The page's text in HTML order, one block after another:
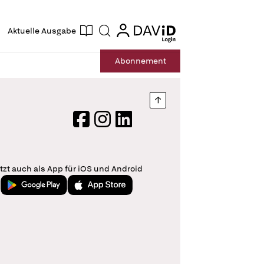
Aktuelle Ausgabe Suche login
login
Abonnement
Nach oben springen
FacebookInstagram
LinkedIn
auch als App für iOS und Android
Jetzt bei Google PlayLaden im App Store